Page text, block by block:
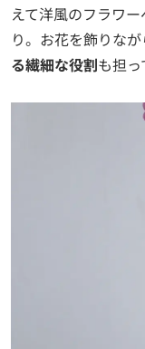
えて洋風のフラワ
り。お花を飾りなが
る繊細な役割も担っ